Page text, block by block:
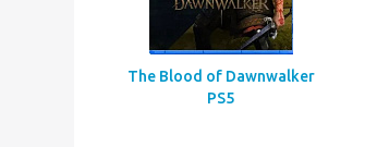
The Blood of Dawnwalker
PS5